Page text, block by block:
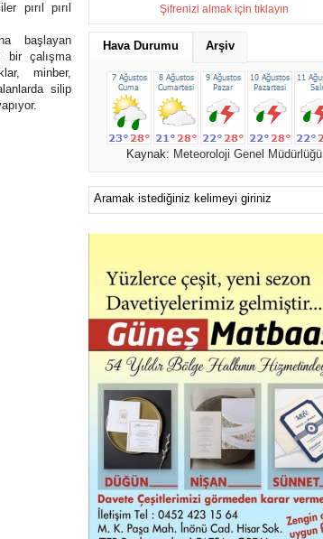
pırıl pırıl
başlayan
bir çalışma
minber,
silip
Şifrenizi almak için tıklayın
Hava Durumu Arşiv
Kaynak: Meteoroloji Genel Müdürlüğü